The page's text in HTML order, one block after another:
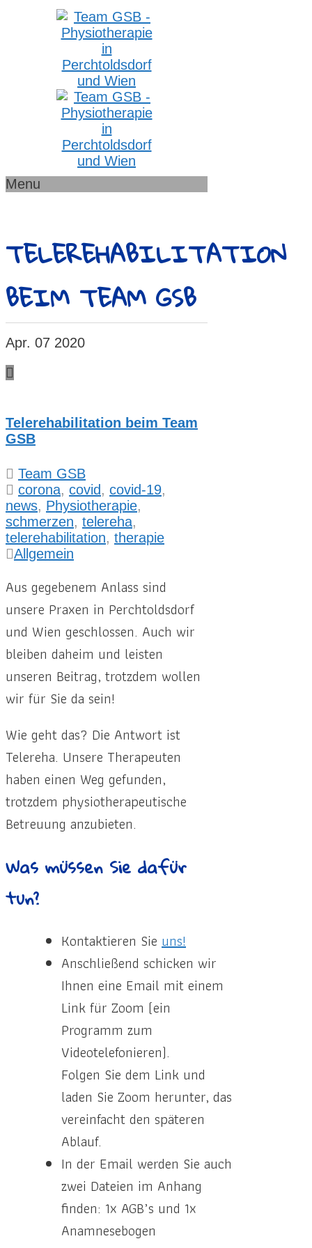
Menu
TELEREHABILITATION
BEIM TEAM GSB
Apr. 07 2020
Telerehabilitation beim Team
GSB
Team GSB
corona, covid , covid-19,
news, Physiotherapie,
schmerzen, telereha,
telerehabilitation, therapie
Allgemein
Aus gegebenem Anlass sind
unsere Praxen in Perchtoldsdorf
und Wien geschlossen. Auch wir
bleiben daheim und leisten
unseren Beitrag, trotzdem wollen
wir für Sie da sein!
Wie geht das? Die Antwort ist
Telereha. Unsere Therapeuten
haben einen Weg gefunden,
trotzdem physiotherapeutische
Betreuung anzubieten.
Was müssen Sie dafür
tun?
Kontaktieren Sie uns!
Anschließend schicken wir
Ihnen eine Email mit einem
Link für Zoom (ein
Programm zum
Videotelefonieren).
Folgen Sie dem Link und
laden Sie Zoom herunter, das
vereinfacht den späteren
Ablauf.
In der Email werden Sie auch
zwei Dateien im Anhang
finden: 1x AGB’s und 1x
Anamnesebogen